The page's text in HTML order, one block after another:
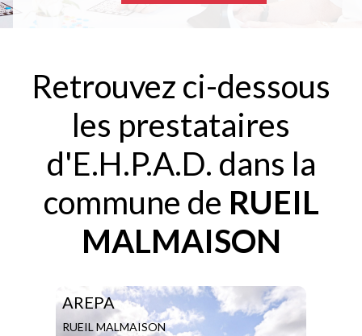
Retrouvez ci-dessous
les prestataires
d'E.H.P.A.D. dans la
commune de RUEIL
MALMAISON
AREPA
RUEIL MALMAISON